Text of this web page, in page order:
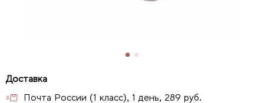
Почта России (1 класс), 1 день, 289 руб.